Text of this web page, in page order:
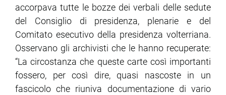
accorpava tutte le bozze dei verbali delle sedute
del Consiglio di presidenza, plenarie e del
Comitato esecutivo della presidenza volterriana.
Osservano gli archivisti che le hanno recuperate:
“La circostanza che queste carte così importanti
fossero, per così dire, quasi nascoste in un
fascicolo che riuniva documentazione di vario